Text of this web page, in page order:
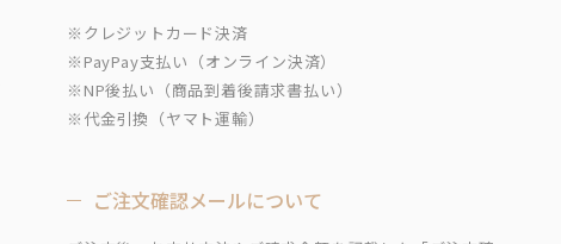
※クレジットカード決済
※PayPay支払い（オンライン決済）
※NP後払い（商品到着後請求書払い）
※代金引換（ヤマト運輸）
ご注文確認メールについて